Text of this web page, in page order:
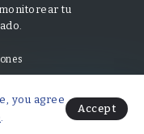
tu
por Mauricio Fajardo
you agree
.
Accept